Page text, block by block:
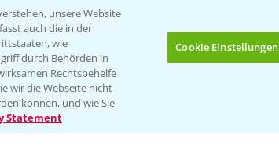
Produkte vergleichen:
Folgen Sie uns
unsere Website
auch die in der
wie
durch Behörden in
Rechtsbehelfe
wir die Webseite nicht
können, und wie Sie
Statement
Cookie Einstellungen